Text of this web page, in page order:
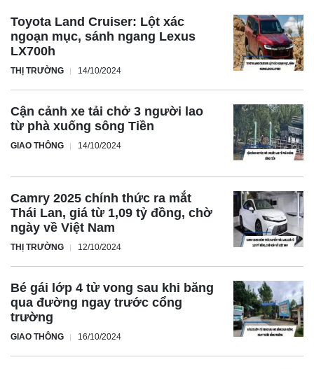
bản mà còn được nâng cấp vượt trội với gói Toyota Safety
Sense. Hệ thống cảnh báo điểm mù, camera 360 độ, cùng
với các tính năng tiên tiến như cảnh báo tiền va chạm,
Nếu bạn đang tìm kiếm một chiếc MPV 7 chỗ đa năng với
chọn hoàn hảo. Với động cơ 1.5L mạnh mẽ, hệ thống treo
được cải tiến và các tiện nghi như camera lùi, cảm biến hỗ
trợ đỗ xe, Avanza Premio không chỉ đáp ứng nhu cầu di
thú vị. Đây chắc chắn là một chiếc xe đáng để bạn cân
nhắc.
Toyota Land Cruiser: Lột xác
ngoạn mục, sánh ngang Lexus
LX700h
THỊ TRƯỜNG 14/10/2024
Cận cảnh xe tải chở 3 người lao
từ phà xuống sông Tiền
GIAO THÔNG 14/10/2024
Camry 2025 chính thức ra mắt
Thái Lan, giá từ 1,09 tỷ đồng, chờ
ngày về Việt Nam
THỊ TRƯỜNG 12/10/2024
Bé gái lớp 4 tử vong sau khi băng
qua đường ngay trước cổng
trường
GIAO THÔNG 16/10/2024